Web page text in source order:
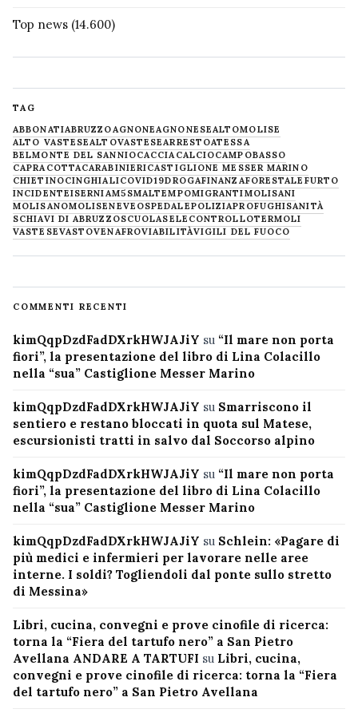
Top news (14.600)
TAG
ABBONATIABRUZZOAGNONEAGNONESEALTOMOLISE
ALTO VASTESEALTOVASTESEARRESTOATESSA
BELMONTE DEL SANNIOCACCIACALCIOCAMPOBASSO
CAPRACOTTACARABINIERICASTIGLIONE MESSER MARINO
CHIETINOCINGHIALICOVID19DROGAFINANZAFORESTALE FURTO
INCIDENTEISERNIAM5SMALTEMPOMIGRANTIMOLISANI
MOLISANOMOLISENEVE OSPEDALEPOLIZIAPROFUGHISANITÀ
SCHIAVI DI ABRUZZOSCUOLASELECONTROLLOTERMOLI
VASTESEVASTOVENAFROVIABILITÀVIGILI DEL FUOCO
COMMENTI RECENTI
kimQqpDzdFadDXrkHWJAJiY su “Il mare non porta
fiori”, la presentazione del libro di Lina Colacillo
nella “sua” Castiglione Messer Marino
kimQqpDzdFadDXrkHWJAJiY su Smarriscono il
sentiero e restano bloccati in quota sul Matese,
escursionisti tratti in salvo dal Soccorso alpino
kimQqpDzdFadDXrkHWJAJiY su “Il mare non porta
fiori”, la presentazione del libro di Lina Colacillo
nella “sua” Castiglione Messer Marino
kimQqpDzdFadDXrkHWJAJiY su Schlein: «Pagare di
più medici e infermieri per lavorare nelle aree
interne. I soldi? Togliendoli dal ponte sullo stretto
di Messina»
Libri, cucina, convegni e prove cinofile di ricerca:
torna la “Fiera del tartufo nero” a San Pietro
Avellana ANDARE A TARTUFI su Libri, cucina,
convegni e prove cinofile di ricerca: torna la “Fiera
del tartufo nero” a San Pietro Avellana